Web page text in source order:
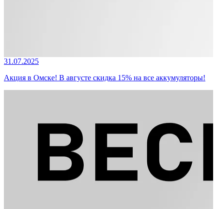
31.07.2025
Акция в Омске! В августе скидка 15% на все аккумуляторы!